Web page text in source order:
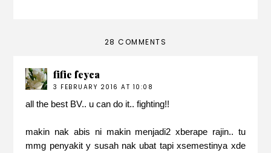
28 COMMENTS
fifie feyca
3 FEBRUARY 2016 AT 10:08
all the best BV.. u can do it.. fighting!!
makin nak abis ni makin menjadi2 xberape rajin.. tu
mmg penyakit y susah nak ubat tapi xsemestinya xde